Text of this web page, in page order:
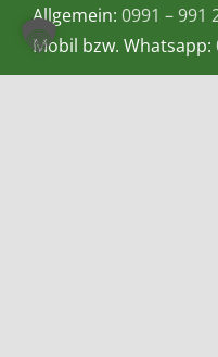
Allgemein: 0991 – 991
Mobil bzw. Whatsapp: